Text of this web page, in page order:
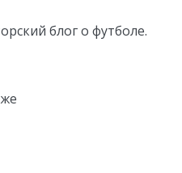
блог о футболе.